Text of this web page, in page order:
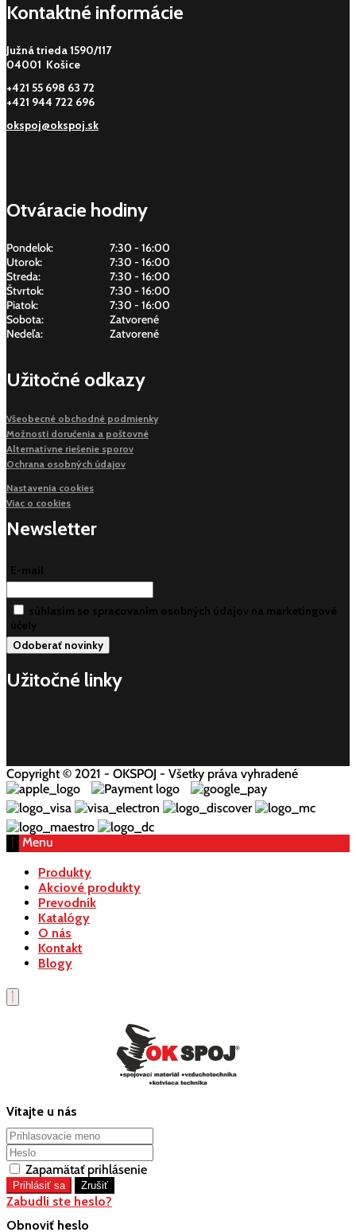
Kontaktné informácie
Južná trieda 1590/117
04001 Košice
+421 55 698 63 72
+421 944 722 696
okspoj@okspoj.sk
Otváracie hodiny
Pondelok:
7:30 - 16:00
Utorok:
7:30 - 16:00
Streda:
7:30 - 16:00
Štvrtok:
7:30 - 16:00
Piatok:
7:30 - 16:00
Sobota:
Zatvorené
Nedeľa:
Zatvorené
Užitočné odkazy
Všeobecné obchodné podmienky
Možnosti doručenia a poštovné
Alternatívne riešenie sporov
Ochrana osobných údajov
Nastavenia cookies
Viac o cookies
Newsletter
E-mail
súhlasim so spracovaním osobných údajov na marketingové
účely
Užitočné linky
Copyright © 2021 - OKSPOJ - Všetky práva vyhradené
Menu
Produkty
Akciové produkty
Prevodník
Katalógy
O nás
Kontakt
Blogy
Vitajte u nás
Zapamätať prihlásenie
Zabudli ste heslo?
Obnoviť heslo